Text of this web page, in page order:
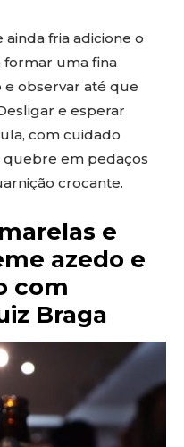
fria adicione o
formar uma fina
e observar até que
e esperar
com cuidado
quebre em pedaços
crocante.
e
azedo e
com
Braga